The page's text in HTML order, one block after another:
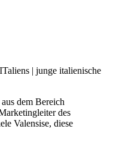
| junge italienische
dem Bereich
des
Valensise, diese